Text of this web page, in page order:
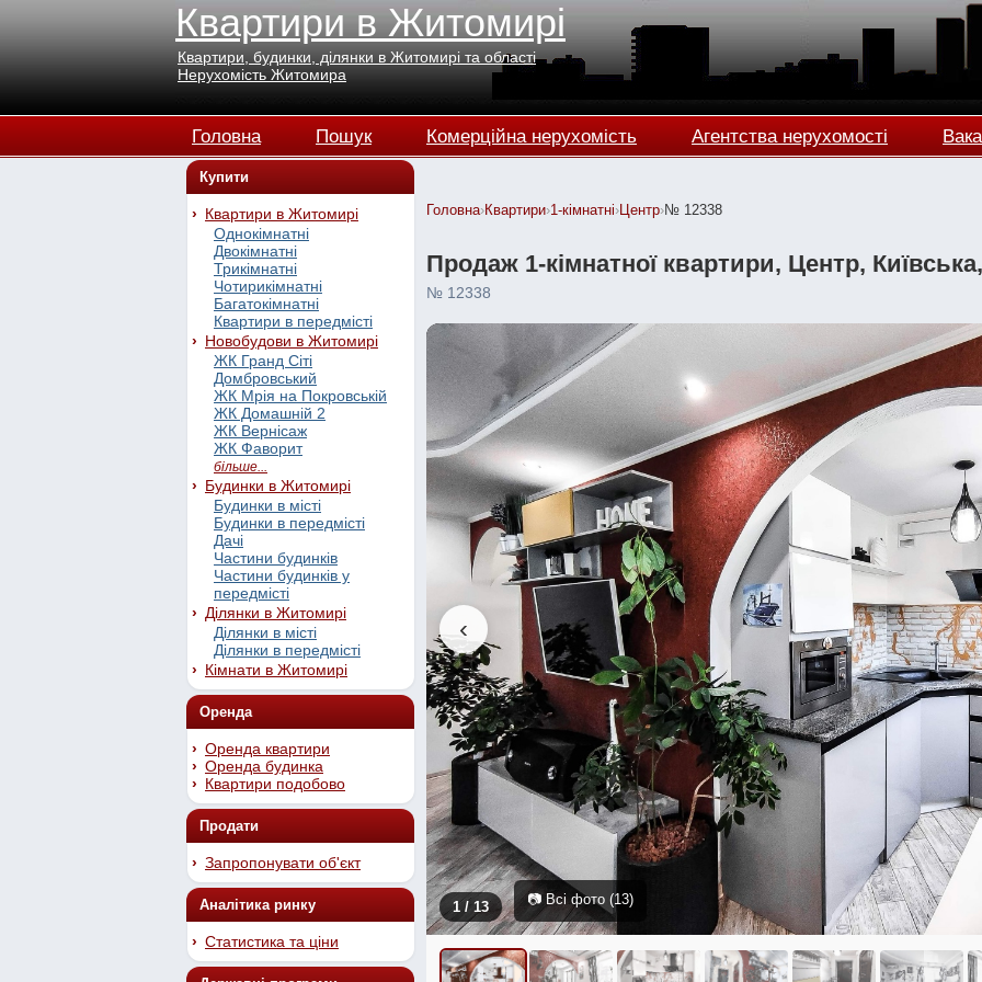
Квартири в Житомирі
Квартири, будинки, ділянки в Житомирі та області
Нерухомість Житомира
Головна Пошук Комерційна нерухомість Агентства нерухомості
Купити
Квартири в Житомирі
Однокімнатні
Двокімнатні
Трикімнатні
Чотирикімнатні
Багатокімнатні
Квартири в передмісті
Новобудови в Житомирі
ЖК Гранд Сіті
Домбровський
ЖК Мрія на Покровській
ЖК Домашній 2
ЖК Вернісаж
ЖК Фаворит
більше...
Будинки в Житомирі
Будинки в місті
Будинки в передмісті
Дачі
Частини будинків
Частини будинків у
передмісті
Ділянки в Житомирі
Ділянки в місті
Ділянки в передмісті
Кімнати в Житомирі
Оренда
Оренда квартири
Оренда будинка
Квартири подобово
Продати
Запропонувати об'єкт
Аналітика ринку
Статистика та ціни
Головна›Квартири›1-кімнатні›Центр›№ 12338
Продаж 1-кімнатної квартири, Центр,
№ 12338
‹
1/ 13 📷 Всі фото (13)